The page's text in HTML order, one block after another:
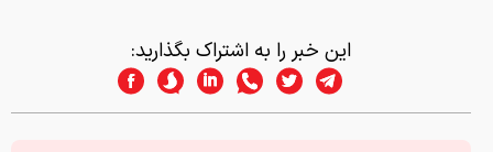
این خبر را به اشتراک بگذارید: